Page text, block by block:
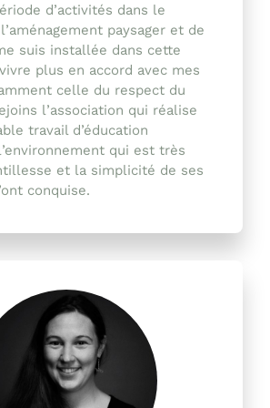
d’activités dans le
paysager et de
suis installée dans cette
plus en accord avec mes
celle du respect du
l’association qui réalise
travail d’éducation
qui est très
et la simplicité de ses
conquise.